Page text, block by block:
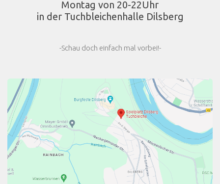
Montag von 20-22Uhr
in der Tuchbleichenhalle Dilsberg
-Schau doch einfach mal vorbei!-